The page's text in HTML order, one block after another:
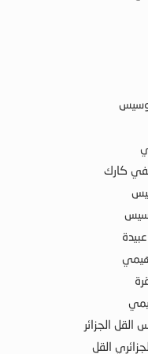
كارك
الجزائر
القل